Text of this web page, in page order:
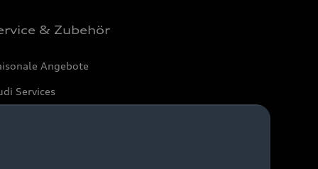
& Zubehör
Angebote
Services